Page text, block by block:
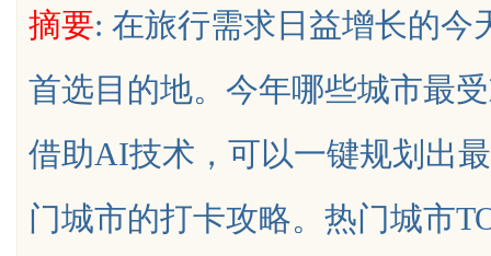
摘要: 在旅行需求日益增长的今
首选目的地。今年哪些城市最
借助AI技术，可以一键规划出
门城市的打卡攻略。热门城市
焊锡条、6337锡条
铅焊锡球